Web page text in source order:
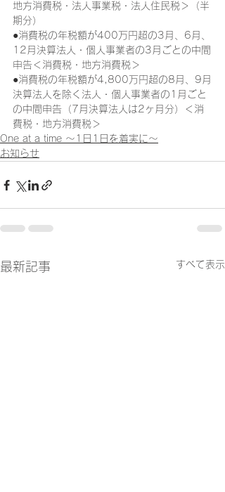
地方消費税・法人事業税・法人住民税＞（半
期分）
●消費税の年税額が400万円超の3月、6月、
12月決算法人・個人事業者の3月ごとの中間
申告＜消費税・地方消費税＞
●消費税の年税額が4,800万円超の8月、9月
決算法人を除く法人・個人事業者の1月ごと
の中間申告（7月決算法人は2ヶ月分）＜消
費税・地方消費税＞
One at a time ～1日1日を着実に～
お知らせ
最新記事 すべて表示